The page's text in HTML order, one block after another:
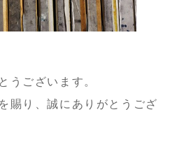
うございます。
賜り、誠にありがとうござ